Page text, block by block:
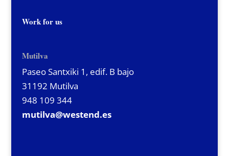
Work for us
Mutilva
Paseo Santxiki 1, edif. B bajo
31192 Mutilva
948 109 344
mutilva@westend.es